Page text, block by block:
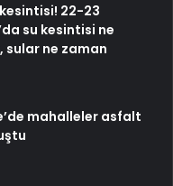
kesintisi! 22-23
su kesintisi ne
sular ne zaman
mahalleler asfalt